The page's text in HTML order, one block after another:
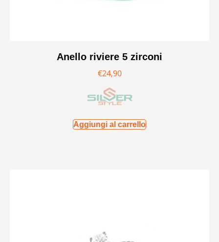
Anello riviere 5 zirconi
€24,90
Aggiungi al carrello